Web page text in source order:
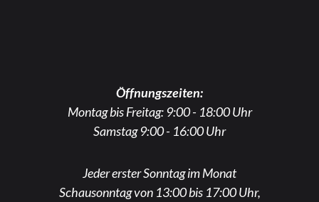
Öffnungszeiten:
Montag bis Freitag: 9:00 - 18:00 Uhr
Samstag 9:00 - 16:00 Uhr
Jeder erster Sonntag im Monat
Schausonntag von 13:00 bis 17:00 Uhr,